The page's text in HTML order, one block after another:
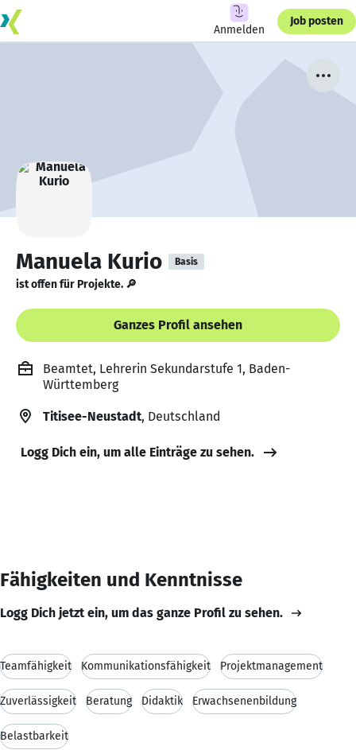
Anmelden
Job posten
Manuela Kurio Basis
ist offen für Projekte. 🔎
Ganzes Profil ansehen
Beamtet, Lehrerin Sekundarstufe 1, Baden-
Württemberg
Titisee-Neustadt, Deutschland
Logg Dich ein, um alle Einträge zu sehen.
Fähigkeiten und Kenntnisse
Logg Dich jetzt ein, um das ganze Profil zu sehen.
Teamfähigkeit Kommunikationsfähigkeit Projektmanagement
Zuverlässigkeit Beratung Didaktik Erwachsenenbildung
Belastbarkeit